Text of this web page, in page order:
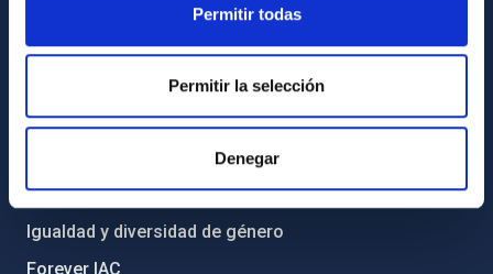
Permitir todas
Permitir la selección
Denegar
Legislación
Código ético y política antifraude
Igualdad y diversidad de género
Forever IAC